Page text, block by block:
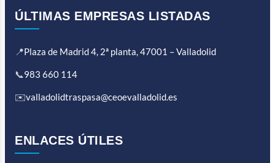
ÚLTIMAS EMPRESAS LISTADAS
📍Plaza de Madrid 4, 2ª planta, 47001 – Valladolid
📞983 660 114
✉️valladolidtraspasa@ceoevalladolid.es
ENLACES ÚTILES